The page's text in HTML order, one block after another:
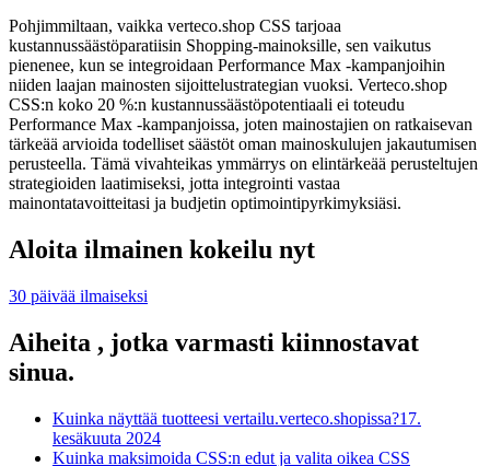
Pohjimmiltaan, vaikka verteco.shop CSS tarjoaa
kustannussäästöparatiisin Shopping-mainoksille, sen vaikutus
pienenee, kun se integroidaan Performance Max -kampanjoihin
niiden laajan mainosten sijoittelustrategian vuoksi. Verteco.shop
CSS:n koko 20 %:n kustannussäästöpotentiaali ei toteudu
Performance Max -kampanjoissa, joten mainostajien on ratkaisevan
tärkeää arvioida todelliset säästöt oman mainoskulujen jakautumisen
perusteella. Tämä vivahteikas ymmärrys on elintärkeää perusteltujen
strategioiden laatimiseksi, jotta integrointi vastaa
mainontatavoitteitasi ja budjetin optimointipyrkimyksiäsi.
Aloita ilmainen kokeilu nyt
30 päivää ilmaiseksi
Aiheita , jotka varmasti kiinnostavat
sinua.
Kuinka näyttää tuotteesi vertailu.verteco.shopissa?17.
kesäkuuta 2024
Kuinka maksimoida CSS:n edut ja valita oikea CSS